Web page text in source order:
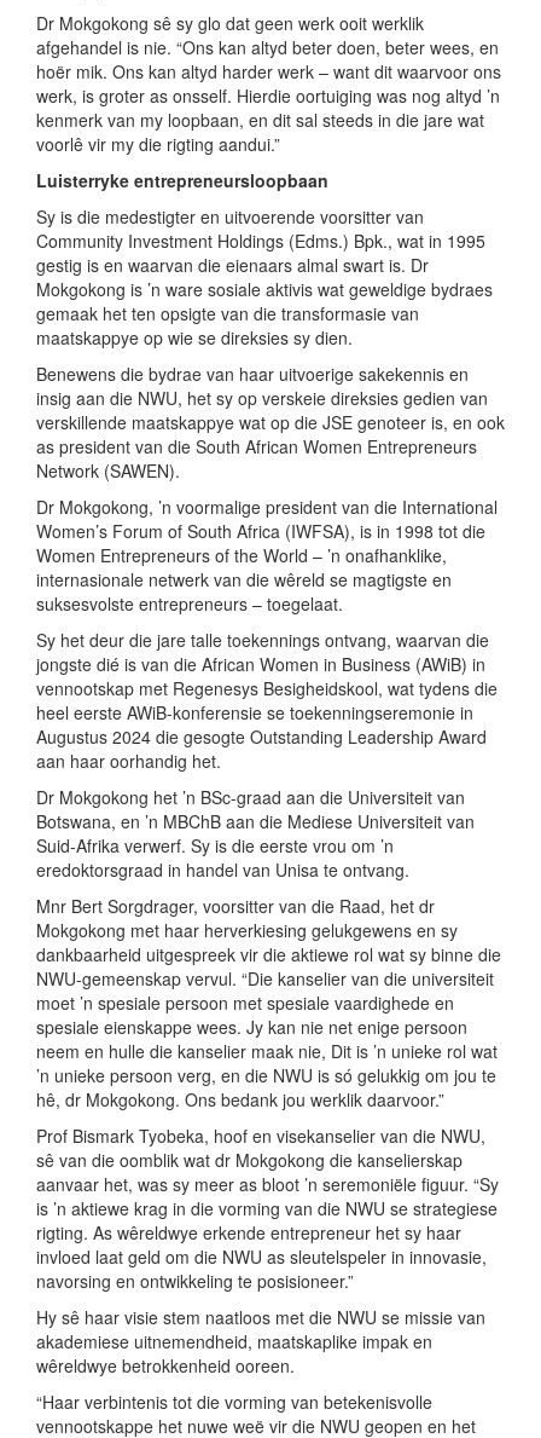
Dr Mokgokong sê sy glo dat geen werk ooit werklik
afgehandel is nie. “Ons kan altyd beter doen, beter wees, en
hoër mik. Ons kan altyd harder werk – want dit waarvoor ons
werk, is groter as onsself. Hierdie oortuiging was nog altyd ’n
kenmerk van my loopbaan, en dit sal steeds in die jare wat
voorlê vir my die rigting aandui.”
Luisterryke entrepreneursloopbaan
Sy is die medestigter en uitvoerende voorsitter van
Community Investment Holdings (Edms.) Bpk., wat in 1995
gestig is en waarvan die eienaars almal swart is. Dr
Mokgokong is ’n ware sosiale aktivis wat geweldige bydraes
gemaak het ten opsigte van die transformasie van
maatskappye op wie se direksies sy dien.
Benewens die bydrae van haar uitvoerige sakekennis en
insig aan die NWU, het sy op verskeie direksies gedien van
verskillende maatskappye wat op die JSE genoteer is, en ook
as president van die South African Women Entrepreneurs
Network (SAWEN).
Dr Mokgokong, ’n voormalige president van die International
Women’s Forum of South Africa (IWFSA), is in 1998 tot die
Women Entrepreneurs of the World – ’n onafhanklike,
internasionale netwerk van die wêreld se magtigste en
suksesvolste entrepreneurs – toegelaat.
Sy het deur die jare talle toekennings ontvang, waarvan die
jongste dié is van die African Women in Business (AWiB) in
vennootskap met Regenesys Besigheidskool, wat tydens die
heel eerste AWiB-konferensie se toekenningseremonie in
Augustus 2024 die gesogte Outstanding Leadership Award
aan haar oorhandig het.
Dr Mokgokong het ’n BSc-graad aan die Universiteit van
Botswana, en ’n MBChB aan die Mediese Universiteit van
Suid-Afrika verwerf. Sy is die eerste vrou om ’n
eredoktorsgraad in handel van Unisa te ontvang.
Mnr Bert Sorgdrager, voorsitter van die Raad, het dr
Mokgokong met haar herverkiesing gelukgewens en sy
dankbaarheid uitgespreek vir die aktiewe rol wat sy binne die
NWU-gemeenskap vervul. “Die kanselier van die universiteit
moet ’n spesiale persoon met spesiale vaardighede en
spesiale eienskappe wees. Jy kan nie net enige persoon
neem en hulle die kanselier maak nie, Dit is ’n unieke rol wat
’n unieke persoon verg, en die NWU is só gelukkig om jou te
hê, dr Mokgokong. Ons bedank jou werklik daarvoor.”
Prof Bismark Tyobeka, hoof en visekanselier van die NWU,
sê van die oomblik wat dr Mokgokong die kanselierskap
aanvaar het, was sy meer as bloot ’n seremoniële figuur. “Sy
is ’n aktiewe krag in die vorming van die NWU se strategiese
rigting. As wêreldwye erkende entrepreneur het sy haar
invloed laat geld om die NWU as sleutelspeler in innovasie,
navorsing en ontwikkeling te posisioneer.”
Hy sê haar visie stem naatloos met die NWU se missie van
akademiese uitnemendheid, maatskaplike impak en
wêreldwye betrokkenheid ooreen.
“Haar verbintenis tot die vorming van betekenisvolle
vennootskappe het nuwe weë vir die NWU geopen en het